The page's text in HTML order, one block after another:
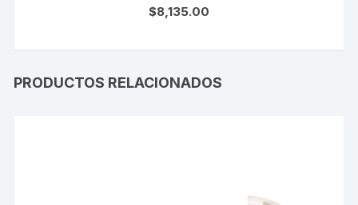
$8,135.00
PRODUCTOS RELACIONADOS